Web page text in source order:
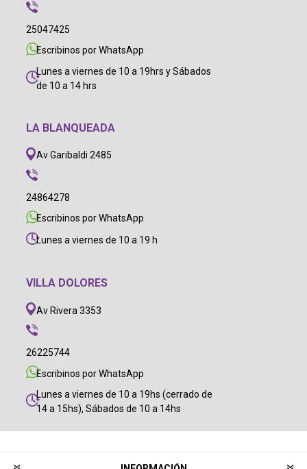
25047425
Escribinos por WhatsApp
Lunes a viernes de 10 a 19hrs y Sábados
de 10 a 14 hrs
LA BLANQUEADA
Av Garibaldi 2485
24864278
Escribinos por WhatsApp
Lunes a viernes de 10 a 19 h
VILLA DOLORES
Av Rivera 3353
26225744
Escribinos por WhatsApp
Lunes a viernes de 10 a 19hs (cerrado de
14 a 15hs), Sábados de 10 a 14hs